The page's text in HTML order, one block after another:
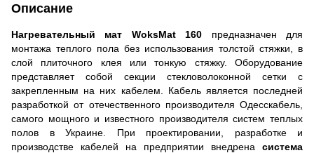
Описание
Нагревательный мат WoksMat 160 предназначен для
монтажа теплого пола без использования толстой стяжки, в
слой плиточного клея или тонкую стяжку. Оборудование
представляет собой секции стекловолоконной сетки с
закрепленным на них кабелем. Кабель является последней
разработкой от отечественного производителя Одесскабель,
самого мощного и известного производителя систем теплых
полов в Украине. При проектировании, разработке и
производстве кабелей на предприятии внедрена система